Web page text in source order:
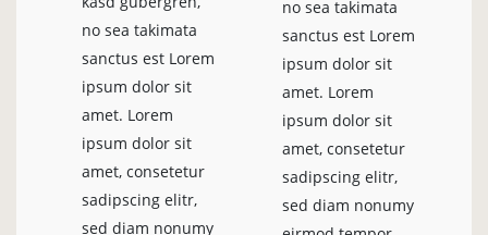
no sea takimata
sanctus est Lorem
ipsum dolor sit
amet. Lorem
ipsum dolor sit
amet, consetetur
sadipscing elitr,
sed diam nonumy
no sea takimata
sanctus est Lorem
ipsum dolor sit
amet. Lorem
ipsum dolor sit
amet, consetetur
sadipscing elitr,
sed diam nonumy